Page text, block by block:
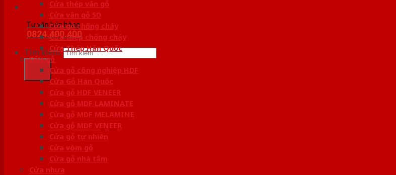
Tư vấn bán hàng
0824.400.400
Tìm kiếm:
Cửa thép vân gỗ
Cửa vân gỗ 5D
Cửa gỗ chống cháy
Cửa thép chống cháy
Cửa Thép Hàn Quốc
Cửa gỗ
Cửa gỗ công nghiệp HDF
Cửa Gỗ Hàn Quốc
Cửa gỗ HDF VENEER
Cửa gỗ MDF LAMINATE
Cửa gỗ MDF MELAMINE
Cửa gỗ MDF VENEER
Cửa gỗ tự nhiên
Cửa vòm gỗ
Cửa gỗ nhà tắm
Cửa nhựa